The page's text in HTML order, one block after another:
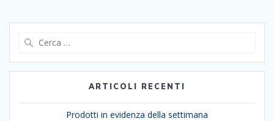
ARTICOLI RECENTI
Prodotti in evidenza della settimana